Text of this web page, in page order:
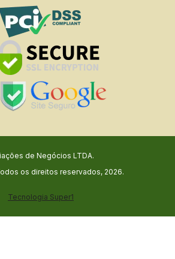
de Negócios LTDA.
os direitos reservados, 2026.
Tecnologia Super1